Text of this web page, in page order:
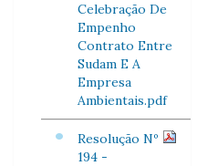
Celebração De
Empenho
Contrato Entre
Sudam E A
Empresa
Ambientais.pdf
Resolução Nº
194 -